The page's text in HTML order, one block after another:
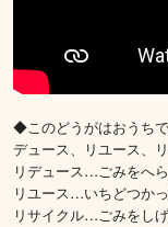
◆このどうがはおうち
デュース、リユース、
リデュース…ごみをへ
リユース…いちどつか
リサイクル…ごみをし